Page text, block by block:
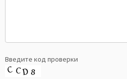
Введите код проверки